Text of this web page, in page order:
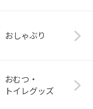
おしゃぶり
おむつ・
トイレグッズ